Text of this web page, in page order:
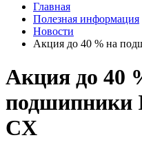
Главная
Полезная информация
Новости
Акция до 40 % на
Акция до 40
подшипники
CX